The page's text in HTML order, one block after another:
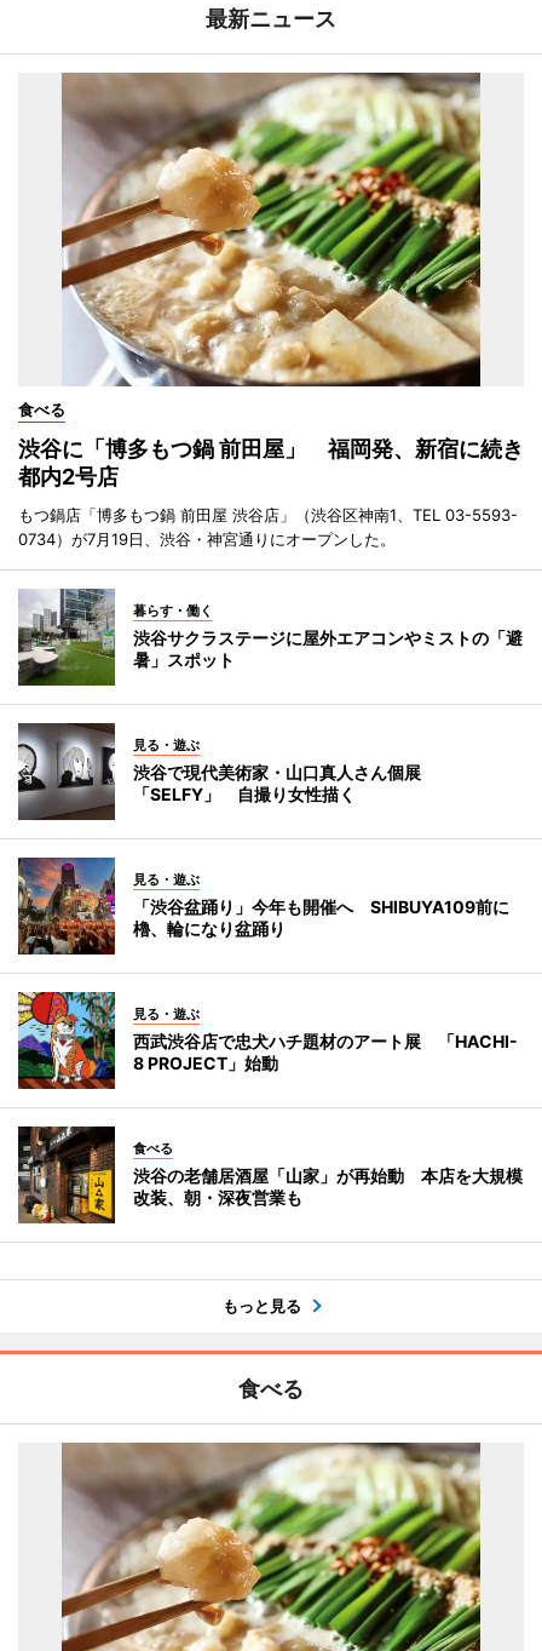
最新ニュース
食べる
渋谷に「博多もつ鍋 前田屋」 福岡発、新宿に続き
都内2号店
もつ鍋店「博多もつ鍋 前田屋 渋谷店」（渋谷区神南1、TEL 03-5593-
0734）が7月19日、渋谷・神宮通りにオープンした。
暮らす・働く
渋谷サクラステージに屋外エアコンやミストの「避
暑」スポット
見る・遊ぶ
渋谷で現代美術家・山口真人さん個展
「SELFY」 自撮り女性描く
見る・遊ぶ
「渋谷盆踊り」今年も開催へ SHIBUYA109前に
櫓、輪になり盆踊り
見る・遊ぶ
西武渋谷店で忠犬ハチ題材のアート展 「HACHI-
8 PROJECT」始動
食べる
渋谷の老舗居酒屋「山家」が再始動 本店を大規模
改装、朝・深夜営業も
もっと見る
食べる